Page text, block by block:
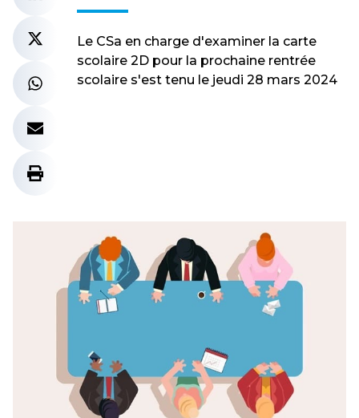
Le CSa en charge d'examiner la carte
scolaire 2D pour la prochaine rentrée
scolaire s'est tenu le jeudi 28 mars 2024